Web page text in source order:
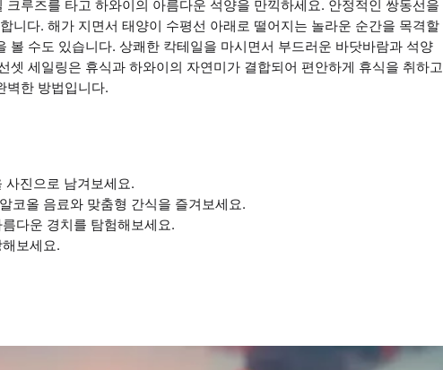
루즈를 타고 하와이의 아름다운 석양을 만끽하세요. 안정적인 쌍동선을
니다. 해가 지면서 태양이 수평선 아래로 떨어지는 놀라운 순간을 목격할
볼 수도 있습니다. 상쾌한 칵테일을 마시면서 부드러운 바닷바람과 석양
셋 세일링은 휴식과 하와이의 자연미가 결합되어 편안하게 휴식을 취하고
벽한 방법입니다.
진으로 남겨보세요.
코올 음료와 맞춤형 간식을 즐겨보세요.
다운 경치를 탐험해보세요.
보세요.